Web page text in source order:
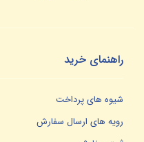
راهنمای خرید
شیوه های پرداخت
رویه های ارسال سفارش